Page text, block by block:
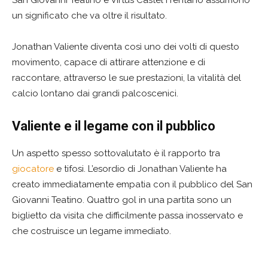
un significato che va oltre il risultato.
Jonathan Valiente diventa così uno dei volti di questo
movimento, capace di attirare attenzione e di
raccontare, attraverso le sue prestazioni, la vitalità del
calcio lontano dai grandi palcoscenici.
Valiente e il legame con il pubblico
Un aspetto spesso sottovalutato è il rapporto tra
giocatore e tifosi. L’esordio di Jonathan Valiente ha
creato immediatamente empatia con il pubblico del San
Giovanni Teatino. Quattro gol in una partita sono un
biglietto da visita che difficilmente passa inosservato e
che costruisce un legame immediato.